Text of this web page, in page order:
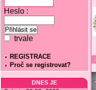
Heslo :
trvale
REGISTRACE
Proč se registrovat?
DNES JE